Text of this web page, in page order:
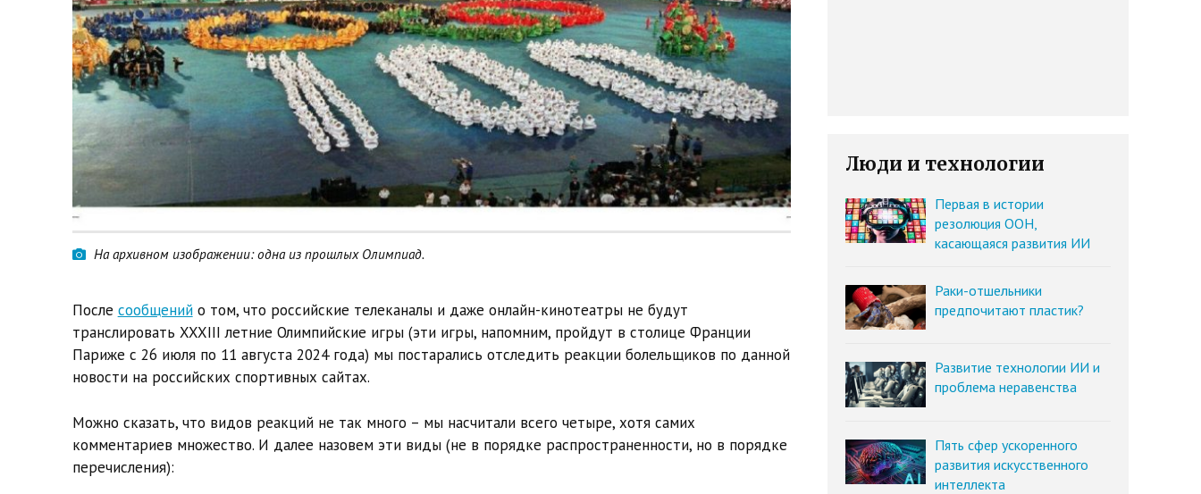
На архивном изображении: одна из прошлых Олимпиад.
После сообщенийо том, что российские телеканалы и даже онлайн-кинотеатры не будут
транслировать XXXIII летние Олимпийские игры (эти игры, напомним, пройдут в столице Франции
Париже с 26 июля по 11 августа 2024 года) мы постарались отследить реакции болельщиков по данной
новости на российских спортивных сайтах.
Можно сказать, что видов реакций не так много – мы насчитали всего четыре, хотя самих
комментариев множество. И далее назовем эти виды (не в порядке распространенности, но в порядке
перечисления):
Люди и технологии
Первая в истории
резолюция ООН,
касающаяся развития ИИ
Раки-отшельники
предпочитают пластик?
Развитие технологии ИИ и
проблема неравенства
Пять сфер ускоренного
развития искусственного
интеллекта